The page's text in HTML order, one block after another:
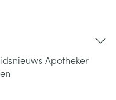
Apotheker